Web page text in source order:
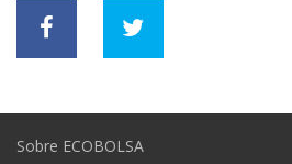
Sobre ECOBOLSA